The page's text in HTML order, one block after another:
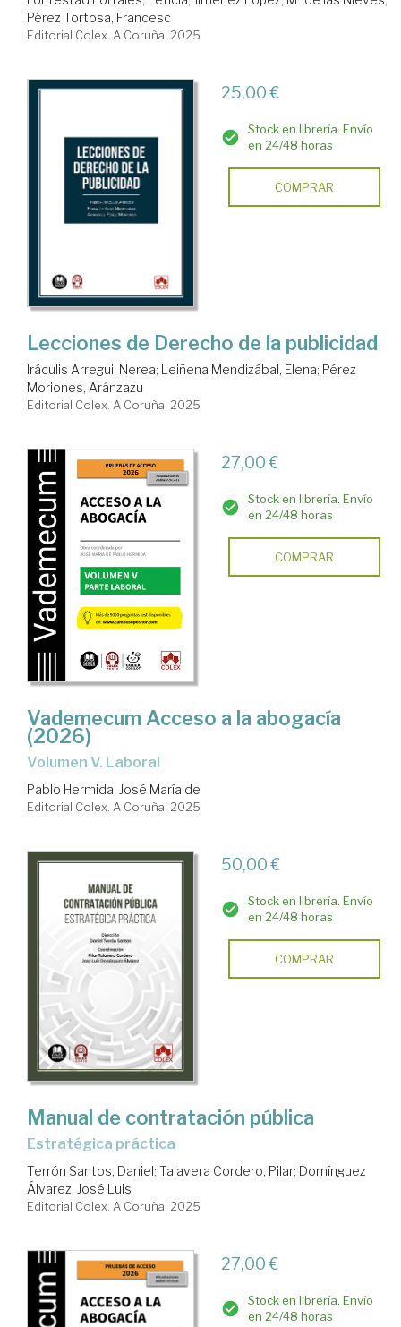
Pérez Tortosa, Francesc
Editorial Colex. A Coruña, 2025
25,00 €
Stock en librería. Envío
en 24/48 horas
COMPRAR
Lecciones de Derecho de la publicidad
Iráculis Arregui, Nerea; Leiñena Mendizábal, Elena; Pérez
Moriones, Aránzazu
Editorial Colex. A Coruña, 2025
27,00 €
Stock en librería. Envío
en 24/48 horas
COMPRAR
Vademecum Acceso a la abogacía
(2026)
Volumen V. Laboral
Pablo Hermida, José María de
Editorial Colex. A Coruña, 2025
50,00 €
Stock en librería. Envío
en 24/48 horas
COMPRAR
Manual de contratación pública
Estratégica práctica
Terrón Santos, Daniel; Talavera Cordero, Pilar; Domínguez
Álvarez, José Luis
Editorial Colex. A Coruña, 2025
27,00 €
Stock en librería. Envío
en 24/48 horas